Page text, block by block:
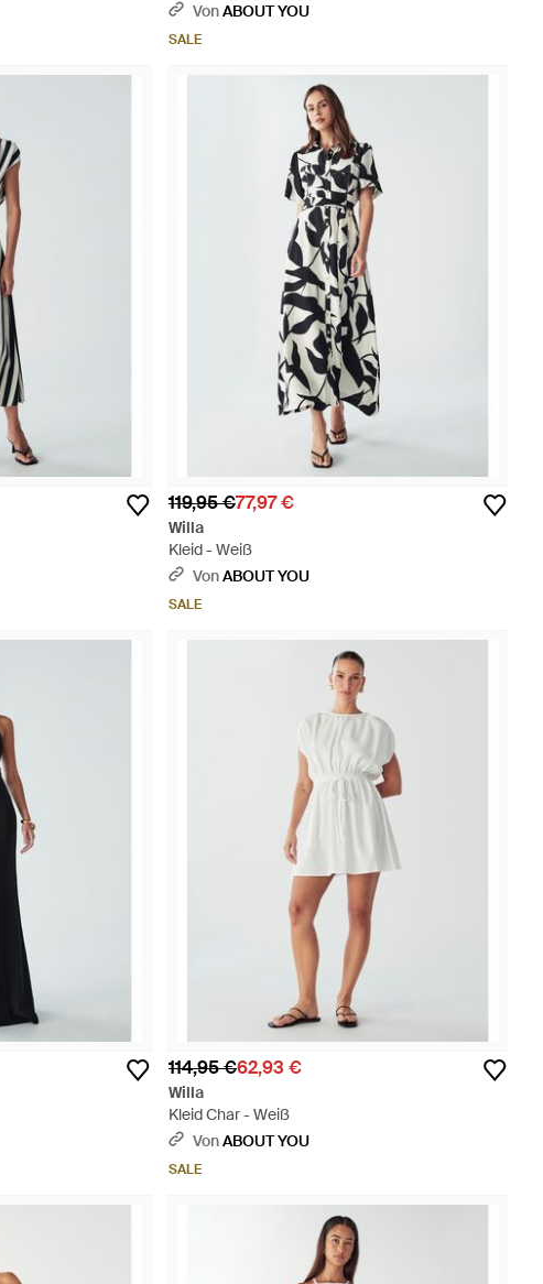
VonABOUT YOU
SALE
119,95 €77,97 €
Willa
Kleid - Weiß
VonABOUT YOU
SALE
114,95 €62,93 €
Willa
Kleid Char - Weiß
VonABOUT YOU
SALE